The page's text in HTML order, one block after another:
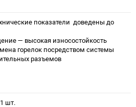
показатели доведены до
— высокая износостойкость
горелок посредством системы
разъемов
шт.